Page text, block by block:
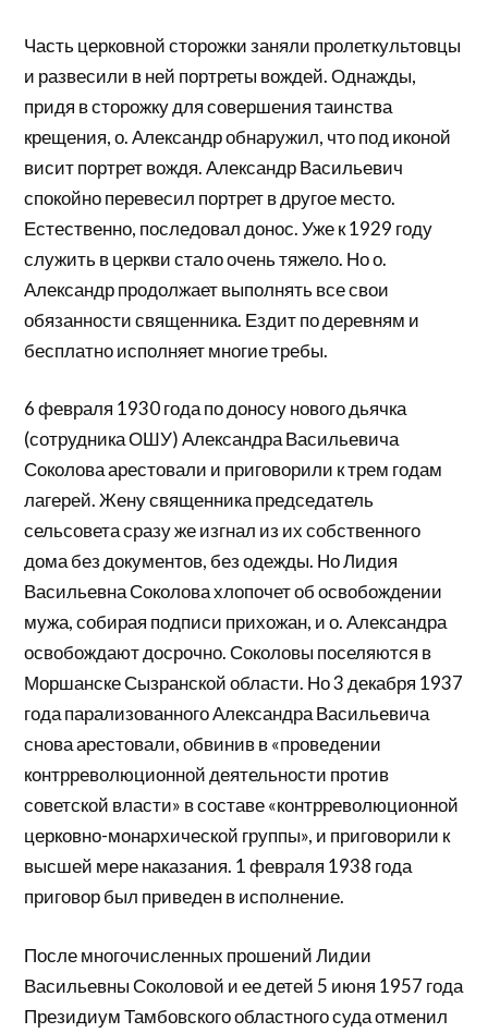
Часть церковной сторожки заняли пролеткультовцы
и развесили в ней портреты вождей. Однажды,
придя в сторожку для совершения таинства
крещения, о. Александр обнаружил, что под иконой
висит портрет вождя. Александр Васильевич
спокойно перевесил портрет в другое место.
Естественно, последовал донос. Уже к 1929 году
служить в церкви стало очень тяжело. Но о.
Александр продолжает выполнять все свои
обязанности священника. Ездит по деревням и
бесплатно исполняет многие требы.
6 февраля 1930 года по доносу нового дьячка
(сотрудника ОШУ) Александра Васильевича
Соколова арестовали и приговорили к трем годам
лагерей. Жену священника председатель
сельсовета сразу же изгнал из их собственного
дома без документов, без одежды. Но Лидия
Васильевна Соколова хлопочет об освобождении
мужа, собирая подписи прихожан, и о. Александра
освобождают досрочно. Соколовы поселяются в
Моршанске Сызранской области. Но 3 декабря 1937
года парализованного Александра Васильевича
снова арестовали, обвинив в «проведении
контрреволюционной деятельности против
советской власти» в составе «контрреволюционной
церковно-монархической группы», и приговорили к
высшей мере наказания. 1 февраля 1938 года
приговор был приведен в исполнение.
После многочисленных прошений Лидии
Васильевны Соколовой и ее детей 5 июня 1957 года
Президиум Тамбовского областного суда отменил